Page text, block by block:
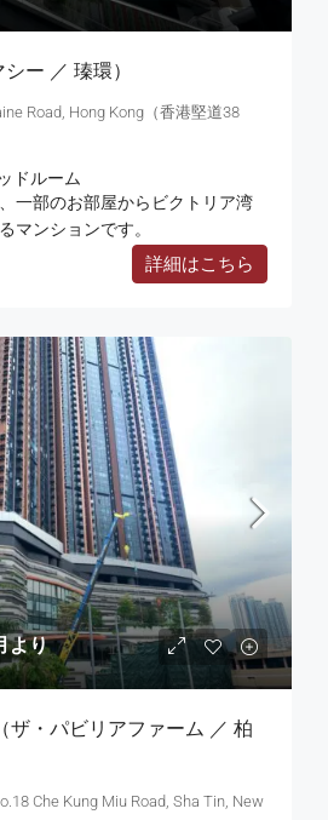
ー ／ 瑧環）
Road, Hong Kong（香港堅道38
ドルーム
一部のお部屋からビクトリア湾
マンションです。
詳細はこちら
より
ザ・パビリアファーム ／ 柏
Che Kung Miu Road, Sha Tin, New